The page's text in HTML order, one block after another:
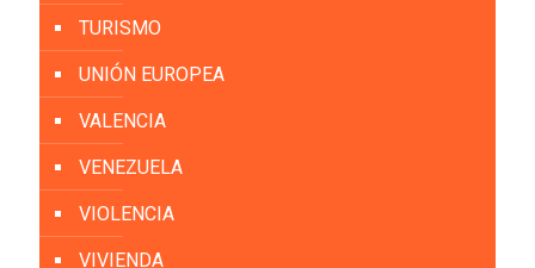
TURISMO
UNIÓN EUROPEA
VALENCIA
VENEZUELA
VIOLENCIA
VIVIENDA